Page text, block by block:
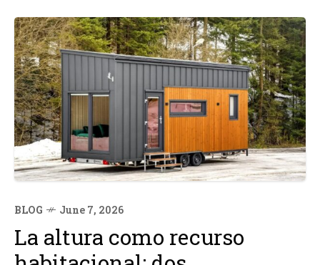
BLOG June 7, 2026
La altura como recurso